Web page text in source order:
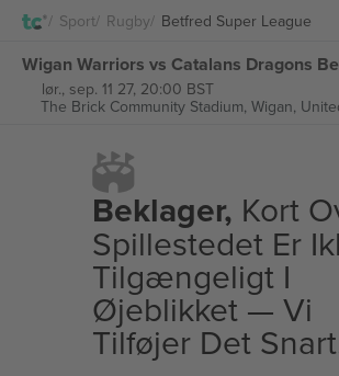
Sport Rugby Betfred Super League
Log ind
lør., sep. 11 27, 20:00 BST
The Brick Community Stadium, Wigan,
Beklager, Kort
Spillestedet Er
Tilgængeligt I
Øjeblikket — Vi
Tilføjer Det